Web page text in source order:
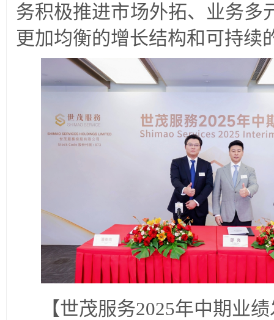
务积极推进市场外拓、业务多
更加均衡的增长结构和可持续
【世茂服务2025年中期业